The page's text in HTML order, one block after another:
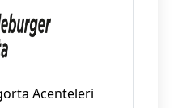
Acenteleri